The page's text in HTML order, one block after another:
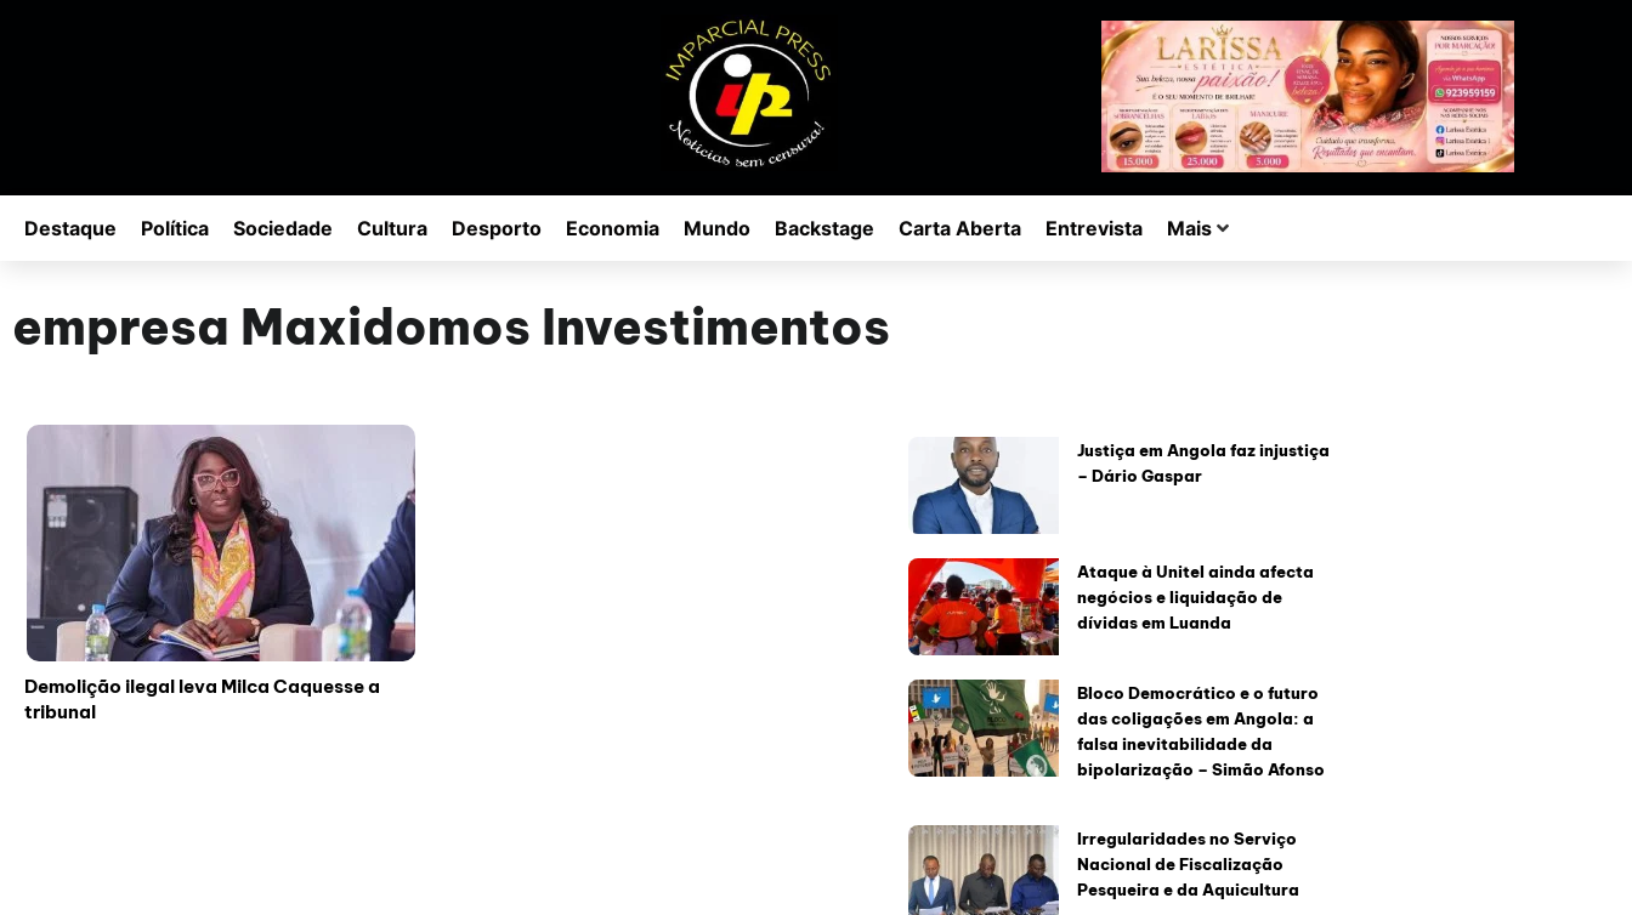
Destaque Política Sociedade Cultura Desporto Economia Mundo Backstage Carta Aberta Entrevista Mais
empresa Maxidomos Investimentos
Demolição ilegal leva Milca Caquesse a
tribunal
Justiça em Angola faz injustiça
– Dário Gaspar
Ataque à Unitel ainda afecta
negócios e liquidação de
dívidas em Luanda
Bloco Democrático e o futuro
das coligações em Angola: a
falsa inevitabilidade da
bipolarização – Simão Afonso
Irregularidades no Serviço
Nacional de Fiscalização
Pesqueira e da Aquicultura